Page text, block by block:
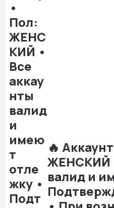
🔥
ЖЕНСКИЙ
валид и